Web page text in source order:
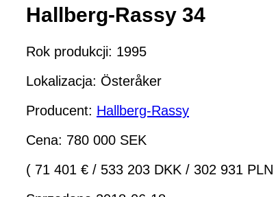
Hallberg-Rassy 34
Rok produkcji: 1995
Lokalizacja: Österåker
Producent: Hallberg-Rassy
Cena: 780 000 SEK
( 71 401 € / 533 203 DKK / 302 931 PLN